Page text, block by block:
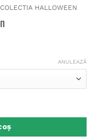
COLECTIA HALLOWEEN
ANULEAZĂ